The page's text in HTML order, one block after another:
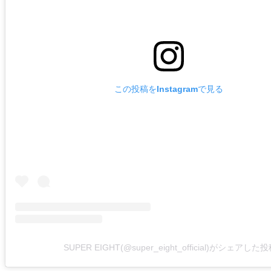
この投稿をInstagramで見る
SUPER EIGHT(@super_eight_official)がシェアした投